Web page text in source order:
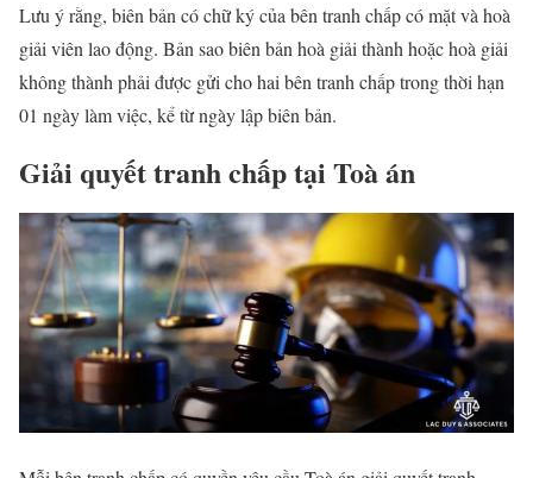
Lưu ý rằng, biên bản có chữ ký của bên tranh chấp có mặt và hoà
giải viên lao động. Bản sao biên bản hoà giải thành hoặc hoà giải
không thành phải được gửi cho hai bên tranh chấp trong thời hạn
01 ngày làm việc, kể từ ngày lập biên bản.
Giải quyết tranh chấp tại Toà án